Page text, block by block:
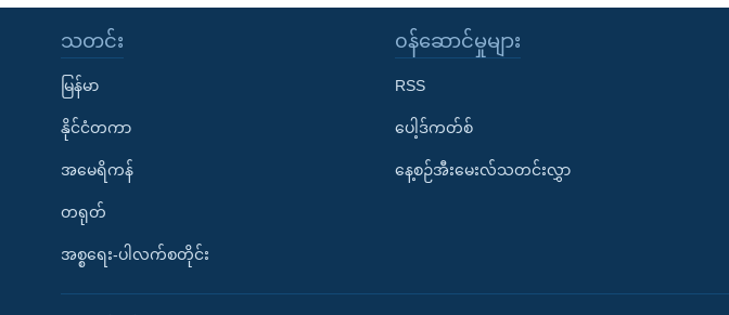
သတင်း
မြန်မာ
နိုင်ငံတကာ
အမေရိကန်
တရုတ်
အစ္စရေး-ပါလက်စတိုင်း
၀န်ဆောင်မှုများ
RSS
ပေါ့ဒ်ကတ်စ်
နေ့စဉ်အီးမေးလ်သတင်းလွှာ